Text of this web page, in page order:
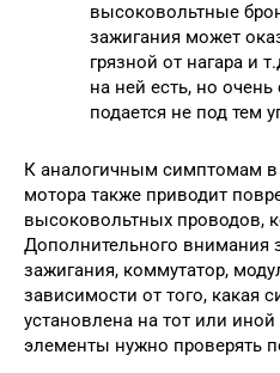
высоковольтные
зажигания может
грязной от нагара и
на ней есть, но
подается не под тем
К аналогичным симптомам в
мотора также приводит
высоковольтных проводов,
Дополнительного внимания
зажигания, коммутатор,
зависимости от того, какая
установлена на тот или иной
элементы нужно проверять